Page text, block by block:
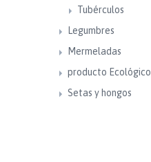
Tubérculos
Legumbres
Mermeladas
producto Ecológico
Setas y hongos